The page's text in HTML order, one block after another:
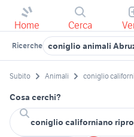
Home Cerca
Ricerche coniglio animali
Subito Animali coniglio
Cosa cerchi?